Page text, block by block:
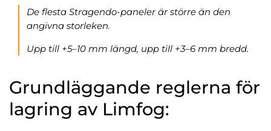
De flesta Stragendo-paneler är större än den
angivna storleken.
Upp till +5–10 mm längd, upp till +3–6 mm bredd.
Grundläggande reglerna för
lagring av Limfog: